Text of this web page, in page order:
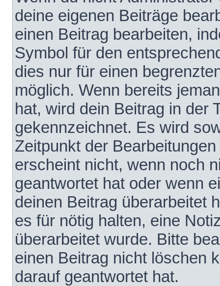
deine eigenen Beiträge
einen Beitrag bearbeiten,
Symbol für den
dies nur für einen
möglich. Wenn bereits
hat, wird dein Beitrag in der
gekennzeichnet. Es wird
Zeitpunkt der
erscheint nicht, wenn noch
geantwortet hat oder wenn
deinen Beitrag überarbeitet
es für nötig halten, eine
überarbeitet wurde. Bitte
einen Beitrag nicht löschen
darauf geantwortet hat.